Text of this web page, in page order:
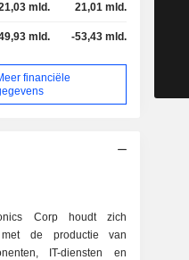
mld. 21,01 mld.
mld. -53,43 mld.
financiële
Corp houdt zich
de productie van
IT-diensten en